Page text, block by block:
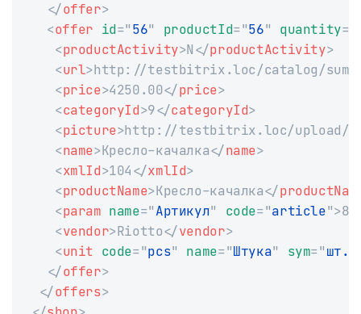
</offer>
<offer id=" 56" productId="56" quantity=
<productActivity>N </productActivity>
<url>http://testbitrix.loc/catalog/
<price>4250.00</price>
<categoryId>9</categoryId>
<picture>http://testbitrix.loc/upload/
<name>Кресло-качалка</name>
<xmlId>104 </xmlId>
<productName>Кресло-качалка</
<param name=" Артикул" code="article">
<vendor>Riotto</vendor>
<unit code="pcs" name="Штука" sym=" шт.
</offer>
</offers>